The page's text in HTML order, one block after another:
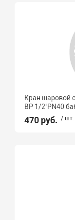
Наличие
Да
Кран шаровой
ВР 1/2"PN40
470 руб. / шт.